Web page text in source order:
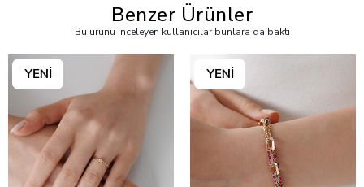
Benzer Ürünler
Bu ürünü inceleyen kullanıcılar bunlara da baktı